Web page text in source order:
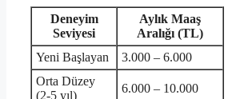
Deneyim
Seviyesi
Aylık Maaş
Aralığı (TL)
Yeni Başlayan
3.000 – 6.000
Orta Düzey
(2-5 yıl)
6.000 – 10.000